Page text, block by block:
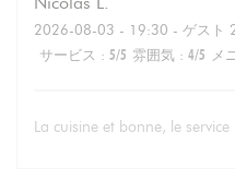
2026-08-03 - 19:30 - ゲスト
サービス : 5/5 雰囲気 : 4/5 メ
La cuisine et bonne, le service